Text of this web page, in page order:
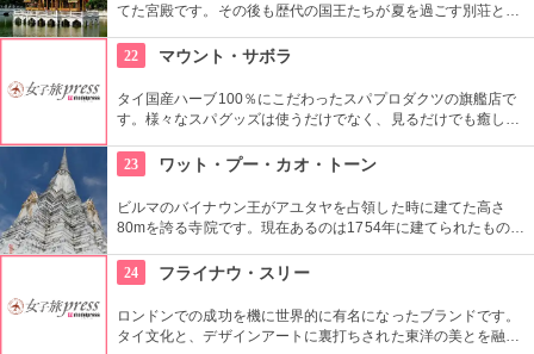
てた宮殿です。その後も歴代の国王たちが夏を過ごす別荘とし
の美しい庭園も見所です。
22 マウント・サボラ
タイ国産ハーブ100％にこだわったスパプロダクツの旗艦店で
す。様々なスパグッズは使うだけでなく、見るだけでも癒しに
23
ワット・プー・カオ・トーン
ビルマのバイナウン王がアユタヤを占領した時に建てた高さ
80mを誇る寺院です。現在あるのは1754年に建てられたもの
名前の由来です。仏塔は階段で上に上れて、頂上からはアユタ
ヤの街が一望できます。
24 フライナウ・スリー
ロンドンでの成功を機に世界的に有名になったブランドです。
タイ文化と、デザインアートに裏打ちされた東洋の美とを融合